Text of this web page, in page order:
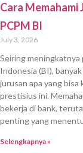
Cara Memahami
PCPM BI
July 3, 2026
Seiring meningkatnya
Indonesia (BI),
jurusan apa yang bisa
prestisius ini.
bekerja di bank,
penting yang
Selengkapnya »